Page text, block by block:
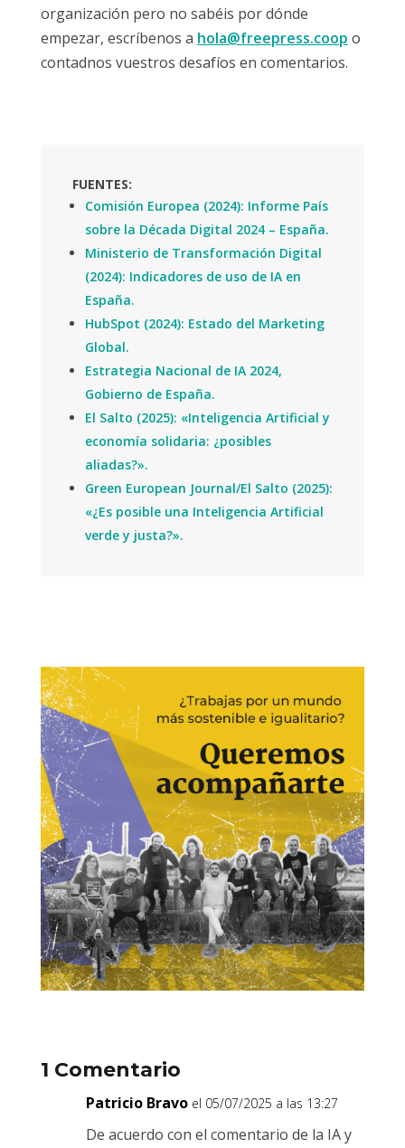
organización pero no sabéis por dónde
empezar, escríbenos a hola@freepress.coop o
contadnos vuestros desafíos en comentarios.
FUENTES:
Comisión Europea (2024): Informe País
sobre la Década Digital 2024 – España.
Ministerio de Transformación Digital
(2024): Indicadores de uso de IA en
España.
HubSpot (2024): Estado del Marketing
Global.
Estrategia Nacional de IA 2024,
Gobierno de España.
El Salto (2025): «Inteligencia Artificial y
economía solidaria: ¿posibles
aliadas?».
Green European Journal/El Salto (2025):
«¿Es posible una Inteligencia Artificial
verde y justa?».
1 Comentario
Patricio Bravo el 05/07/2025 a las 13:27
De acuerdo con el comentario de la IA y